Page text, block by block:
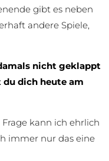
gibt es neben
andere Spiele,
nicht geklappt
dich heute am
kann ich ehrlich
immer nur das eine